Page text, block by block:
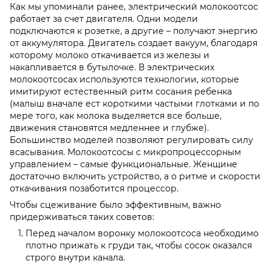
Как мы упоминали ранее, электрический молокоотсос
работает за счет двигателя. Одни модели
подключаются к розетке, а другие – получают энергию
от аккумулятора. Двигатель создает вакуум, благодаря
которому молоко откачивается из железы и
накапливается в бутылочке. В электрических
молокоотсосах используются технологии, которые
имитируют естественный ритм сосания ребенка
(малыш вначале ест короткими частыми глотками и по
мере того, как молока выделяется все больше,
движения становятся медленнее и глубже).
Большинство моделей позволяют регулировать силу
всасывания. Молокоотсосы с микропроцессорным
управлением – самые функциональные. Женщине
достаточно включить устройство, а о ритме и скорости
откачивания позаботится процессор.
Чтобы сцеживание было эффективным, важно
придерживаться таких советов:
Перед началом воронку молокоотсоса необходимо
плотно прижать к груди так, чтобы сосок оказался
строго внутри канала.